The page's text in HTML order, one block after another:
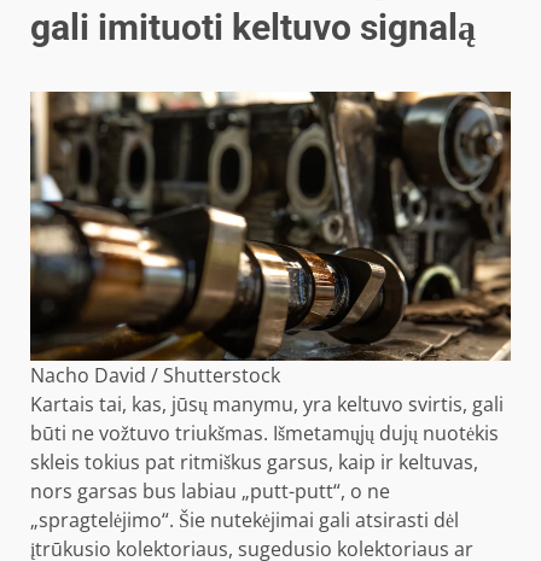
gali imituoti keltuvo signalą
Nacho David / Shutterstock
Kartais tai, kas, jūsų manymu, yra keltuvo svirtis, gali
būti ne vožtuvo triukšmas. Išmetamųjų dujų nuotėkis
skleis tokius pat ritmiškus garsus, kaip ir keltuvas,
nors garsas bus labiau „putt-putt“, o ne
„spragtelėjimo“. Šie nutekėjimai gali atsirasti dėl
įtrūkusio kolektoriaus, sugedusio kolektoriaus ar